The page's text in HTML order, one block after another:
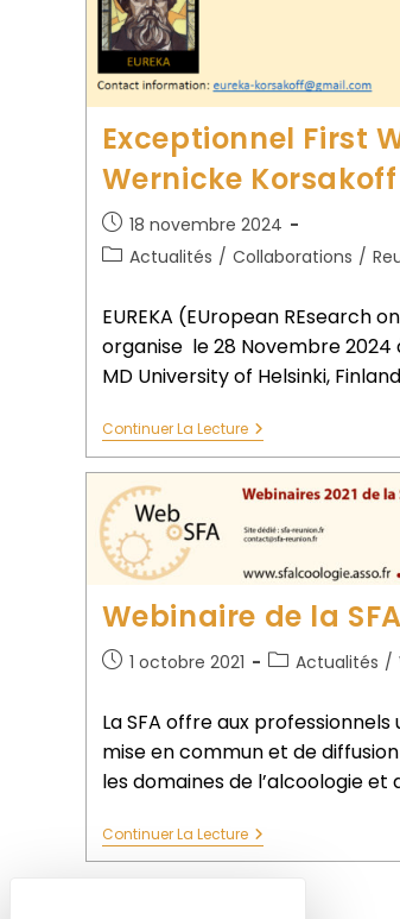
Exceptionnel First
Wernicke
18 novembre 2024
Actualités / Collaborations /
EUREKA (EUropean REsearch
organise le 28 Novembre 2024
MD University of Helsinki,
Continuer La Lecture
Webinaire de la
1 octobre 2021 Actualités /
La SFA offre aux
mise en commun et de
les domaines de l’alcoologie et
Continuer La Lecture